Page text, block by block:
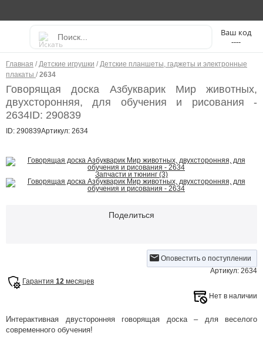
----
Главная / Детские игрушки / Детские планшеты, гаджеты и электронные
плакаты / 2634
Говорящая доска Азбукварик Мир животных,
двухсторонняя, для обучения и рисования -
2634ID: 290839
ID: 290839Артикул: 2634
Запчасти и тюнинг (3)
Поделиться
Оповестить о поступлении
Артикул: 2634
Гарантия 12 месяцев
Нет в наличии
Интерактивная двусторонняя говорящая доска – для веселого
современного обучения!